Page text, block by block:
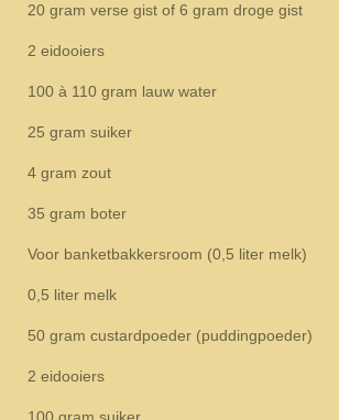
20 gram verse gist of 6 gram droge gist
2 eidooiers
100 à 110 gram lauw water
25 gram suiker
4 gram zout
35 gram boter
Voor banketbakkersroom (0,5 liter melk)
0,5 liter melk
50 gram custardpoeder (puddingpoeder)
2 eidooiers